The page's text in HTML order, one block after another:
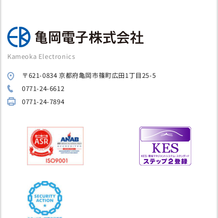
Kameoka Electronics
〒621-0834 京都府亀岡市篠町広田1丁目25-5
0771-24-6612
0771-24-7894